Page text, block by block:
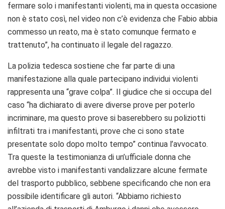
fermare solo i manifestanti violenti, ma in questa occasione
non è stato così, nel video non c’è evidenza che Fabio abbia
commesso un reato, ma è stato comunque fermato e
trattenuto”, ha continuato il legale del ragazzo.
La polizia tedesca sostiene che far parte di una
manifestazione alla quale partecipano individui violenti
rappresenta una “grave colpa”. Il giudice che si occupa del
caso “ha dichiarato di avere diverse prove per poterlo
incriminare, ma questo prove si baserebbero su poliziotti
infiltrati tra i manifestanti, prove che ci sono state
presentate solo dopo molto tempo” continua l’avvocato.
Tra queste la testimonianza di un’ufficiale donna che
avrebbe visto i manifestanti vandalizzare alcune fermate
del trasporto pubblico, sebbene specificando che non era
possibile identificare gli autori. “Abbiamo richiesto